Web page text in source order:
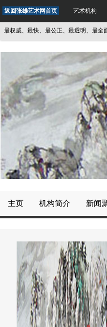
返回张雄艺术网首页 艺术机构
威、最快、最公正、最透明、最全面
主页 机构简介 新闻